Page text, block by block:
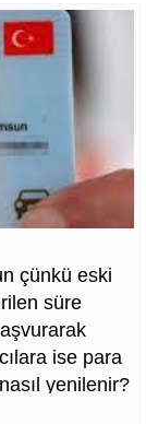
scooter
çünkü eski
süre
ise para
yenilenir?
neler ve